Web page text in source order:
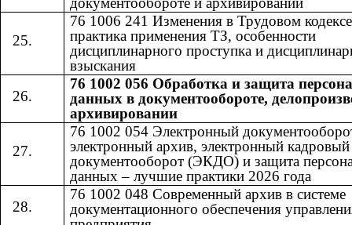
76 1006 241 Изменения в Трудовом
практика применения ТЗ, особенности
дисциплинарного проступка и
взыскания
76 1002 056 Обработка и защита
данных в документообороте,
архивировании
76 1002 054 Электронный
электронный архив, электронный кадровый
документооборот (ЭКДО) и защита
данных – лучшие практики 2026 года
76 1002 048 Современный архив в системе
документационного обеспечения